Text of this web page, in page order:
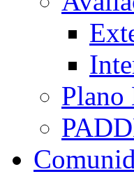
Plano